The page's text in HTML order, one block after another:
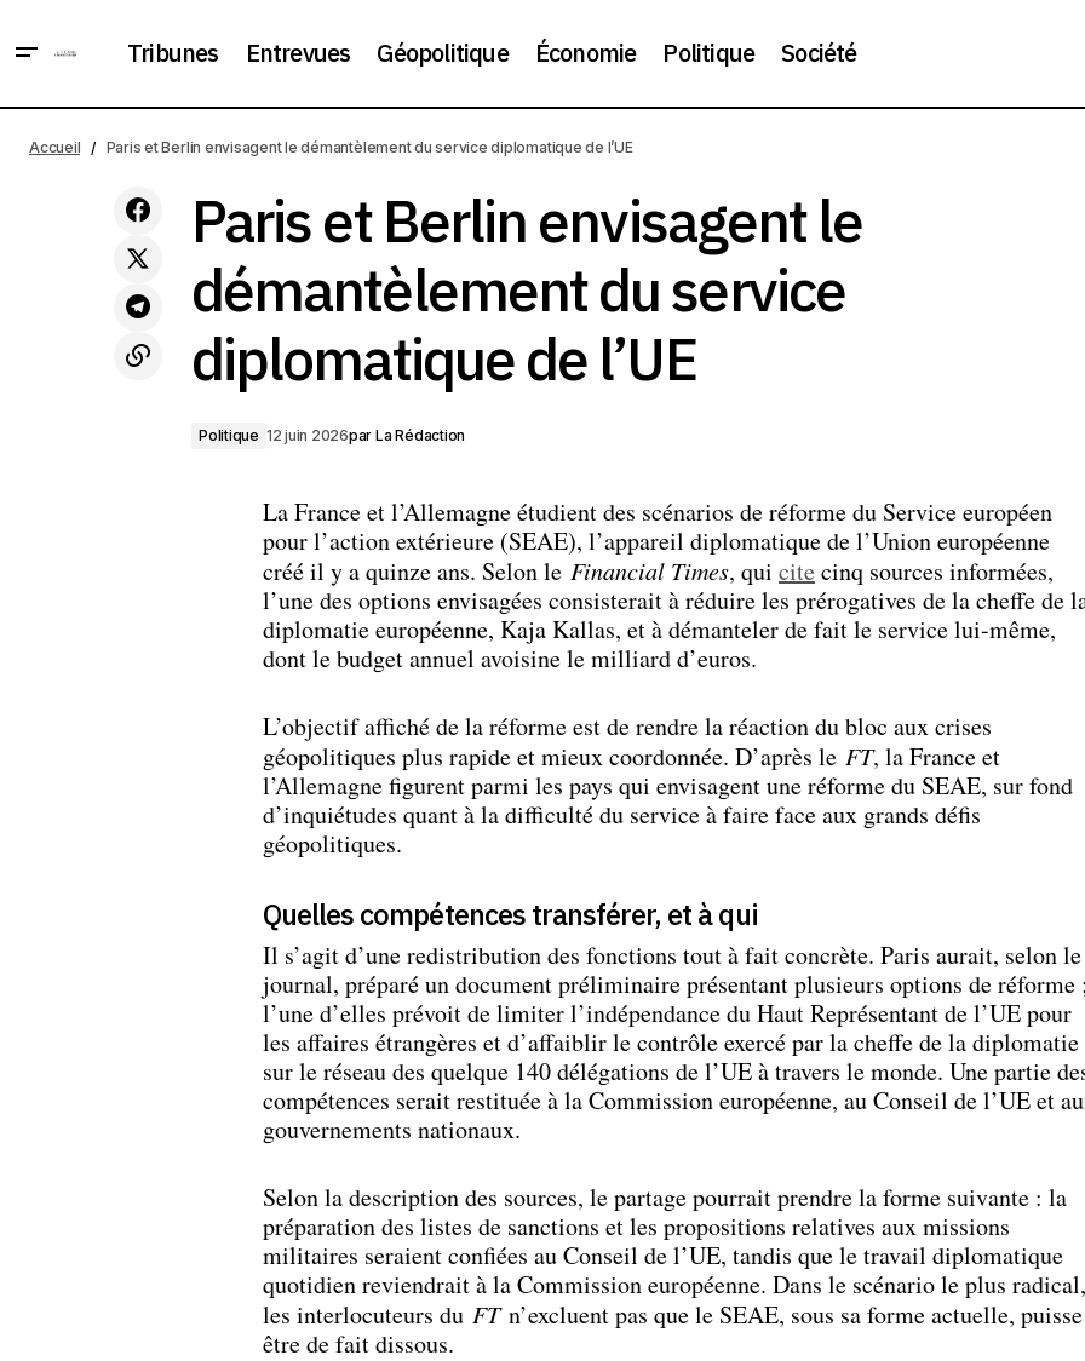
Tribunes Entrevues Géopolitique Économie Politique Société
première fois en trois ans : l'Europe
réagit à l'inflation provoquée par la
Politique Paris et Berlin envisagent le démantèlement du service
Accueil Paris et Berlin envisagent le démantèlement du service diplomatique de l’UE
Paris et Berlin envisagent le
démantèlement du service
diplomatique de l’UE
Politique 12 juin 2026par La Rédaction
La France et l’Allemagne étudient des scénarios de réforme du Service européen
pour l’action extérieure (SEAE), l’appareil diplomatique de l’Union européenne
créé il y a quinze ans. Selon le Financial Times, qui cite cinq sources informées,
l’une des options envisagées consisterait à réduire les prérogatives de la cheffe de
diplomatie européenne, Kaja Kallas, et à démanteler de fait le service lui-même,
dont le budget annuel avoisine le milliard d’euros.
L’objectif affiché de la réforme est de rendre la réaction du bloc aux crises
géopolitiques plus rapide et mieux coordonnée. D’après le FT, la France et
l’Allemagne figurent parmi les pays qui envisagent une réforme du SEAE, sur fond
d’inquiétudes quant à la difficulté du service à faire face aux grands défis
géopolitiques.
Quelles compétences transférer, et à qui
Il s’agit d’une redistribution des fonctions tout à fait concrète. Paris aurait, selon le
journal, préparé un document préliminaire présentant plusieurs options de réforme
l’une d’elles prévoit de limiter l’indépendance du Haut Représentant de l’UE pour
les affaires étrangères et d’affaiblir le contrôle exercé par la cheffe de la diplomatie
sur le réseau des quelque 140 délégations de l’UE à travers le monde. Une partie
compétences serait restituée à la Commission européenne, au Conseil de l’UE et
gouvernements nationaux.
Selon la description des sources, le partage pourrait prendre la forme suivante : la
préparation des listes de sanctions et les propositions relatives aux missions
militaires seraient confiées au Conseil de l’UE, tandis que le travail diplomatique
quotidien reviendrait à la Commission européenne. Dans le scénario le plus radical,
les interlocuteurs du FTn’excluent pas que le SEAE, sous sa forme actuelle, puisse
être de fait dissous.